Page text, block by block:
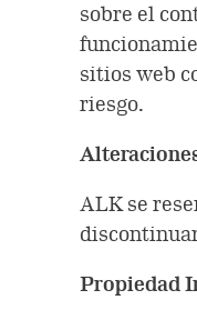
sobre el
sitios web
riesgo.
ALK se
Propiedad